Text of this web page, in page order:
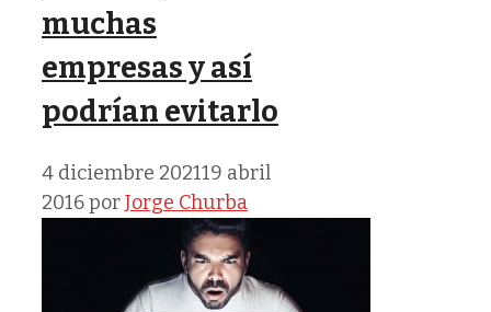
muchas
empresas y así
podrían evitarlo
4 diciembre 202119 abril
2016porJorge Churba